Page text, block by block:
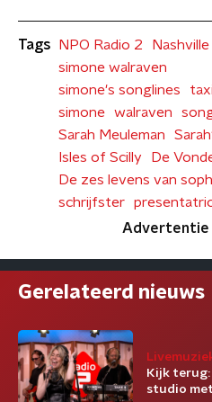
Tags NPO Radio 2
Nashville
simone walraven
simone's songlines
simone
walraven
Sarah Meuleman
Isles of Scilly
De
De zes levens van
schrijfster
Advertentie
Gerelateerd nieuws
Kijk
studio